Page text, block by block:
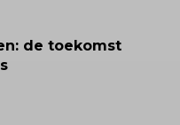
de toekomst